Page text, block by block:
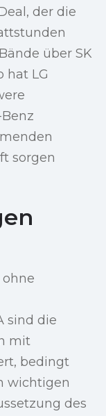
der die
über SK
hat LG
sorgen
sind die
mit
bedingt
wichtigen
des